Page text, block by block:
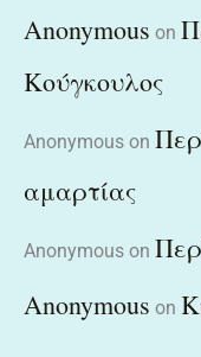
Anonymous on
Κούγκουλος
Anonymous on
αμαρτίας
Anonymous on
Anonymous on